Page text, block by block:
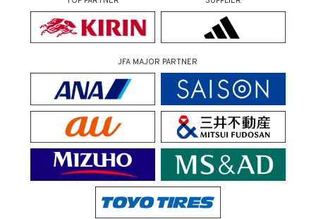
JFA MAJOR PARTNER